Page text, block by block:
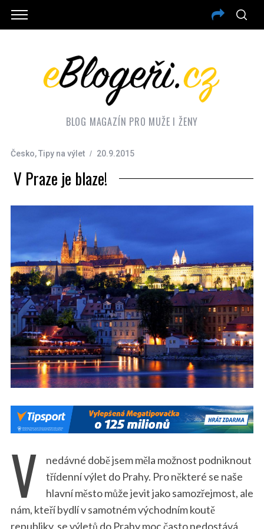
BLOG MAGAZÍN PRO MUŽE I ŽENY
Česko,Tipy na výlet 20.9.2015
V Praze je blaze!
V
nedávné době jsem měla možnost podniknout
třídenní výlet do Prahy. Pro některé se naše
hlavní město může jevit jako samozřejmost, ale
nám, kteří bydlí v samotném východním koutě
republiky, se výletů do Prahy moc často nedostává.